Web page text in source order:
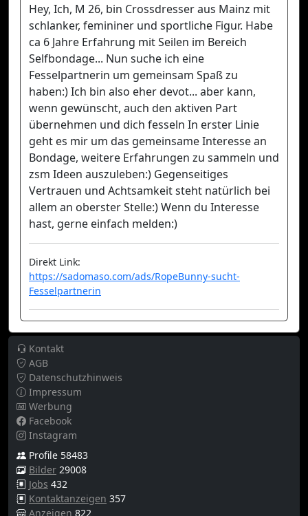
Hey, Ich, M 26, bin Crossdresser aus Mainz mit
schlanker, femininer und sportliche Figur. Habe
ca 6 Jahre Erfahrung mit Seilen im Bereich
Selfbondage... Nun suche ich eine
Fesselpartnerin um gemeinsam Spaß zu
haben:) Ich bin also eher devot... aber kann,
wenn gewünscht, auch den aktiven Part
übernehmen und dich fesseln In erster Linie
geht es mir um das gemeinsame Interesse an
Bondage, weitere Erfahrungen zu sammeln und
zsm Ideen auszuleben:) Gegenseitiges
Vertrauen und Achtsamkeit steht natürlich bei
allem an oberster Stelle:) Wenn du Interesse
hast, gerne einfach melden:)
Direkt Link:
https://sadomaso.com/ads/RopeBunny-sucht-
Fesselpartnerin
Kontakt
AGB
Datenschutzhinweis
Impressum
Werbung
Facebook
Instagram
Profile 58483
Bilder 29008
Jobs 432
Kontaktanzeigen 357
Anzeigen 822